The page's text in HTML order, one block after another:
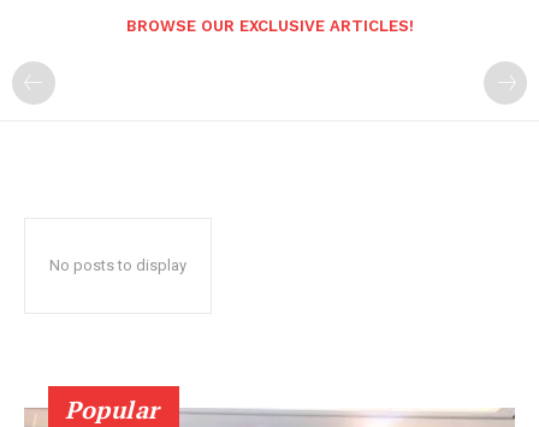
BROWSE OUR EXCLUSIVE ARTICLES!
No posts to display
Popular